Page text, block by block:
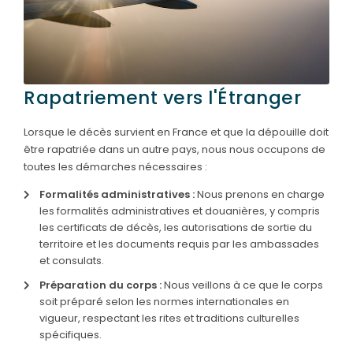
& ARTICLES
Entretien de sépulture
Livraison de Fleurs Naturelles
Nos capitons funéraires
Nos cercueils
Nos fleurs naturelles
Nos monuments
Nos urnes funéraires
NOS
AGENCES
Rapatriement vers l'Étranger
Lorsque le décès survient en France et que la dépouille doit
être rapatriée dans un autre pays, nous nous occupons de
toutes les démarches nécessaires :
Formalités administratives :Nous prenons en charge
les formalités administratives et douanières, y compris
les certificats de décès, les autorisations de sortie du
territoire et les documents requis par les ambassades
et consulats.
Préparation du corps :Nous veillons à ce que le corps
soit préparé selon les normes internationales en
vigueur, respectant les rites et traditions culturelles
spécifiques.